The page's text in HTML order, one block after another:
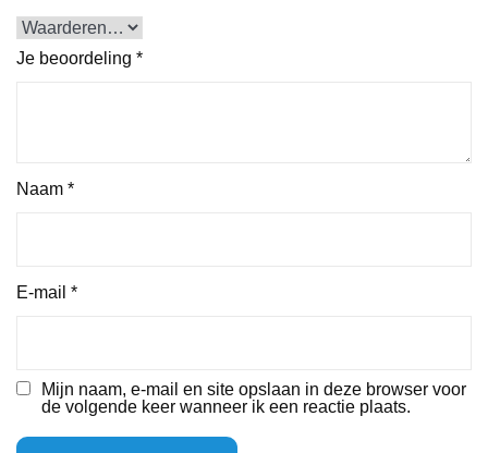
Je beoordeling *
Naam *
E-mail *
Mijn naam, e-mail en site opslaan in deze browser voor
de volgende keer wanneer ik een reactie plaats.